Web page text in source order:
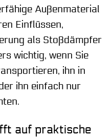
Außenmaterial
Einflüssen,
als Stoßdämpfer
wichtig, wenn Sie
ihn in
ihn einfach nur
auf praktische